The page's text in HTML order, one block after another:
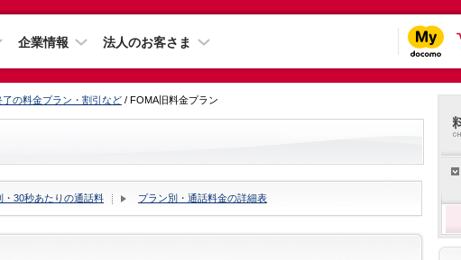
企業情報 法人のお客さま
の料金プラン・割引など / FOMA旧料金プラン
・30秒あたりの通話料 プラン別・通話料金の詳細表